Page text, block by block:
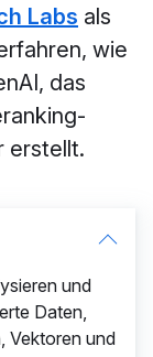
Labs als
wie
das
erstellt.
und
Daten,
Vektoren und